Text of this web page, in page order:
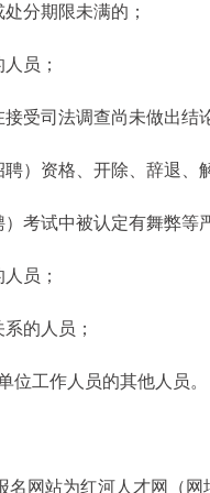
分期限未满的；
员；
受司法调查尚未做出结
）资格、开除、辞退、
考试中被认定有舞弊等
员；
的人员；
位工作人员的其他人员。
网站为红河人才网（网